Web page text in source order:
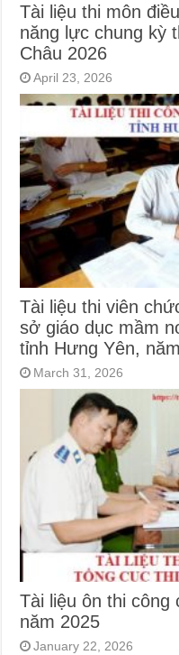
Tài liệu thi môn
năng lực chung kỳ
Châu 2026
April 23, 2026
Tài liệu thi viên
sở giáo dục mầm
tỉnh Hưng Yên,
March 31, 2026
Tài liệu ôn thi
năm 2025
January 22, 2026